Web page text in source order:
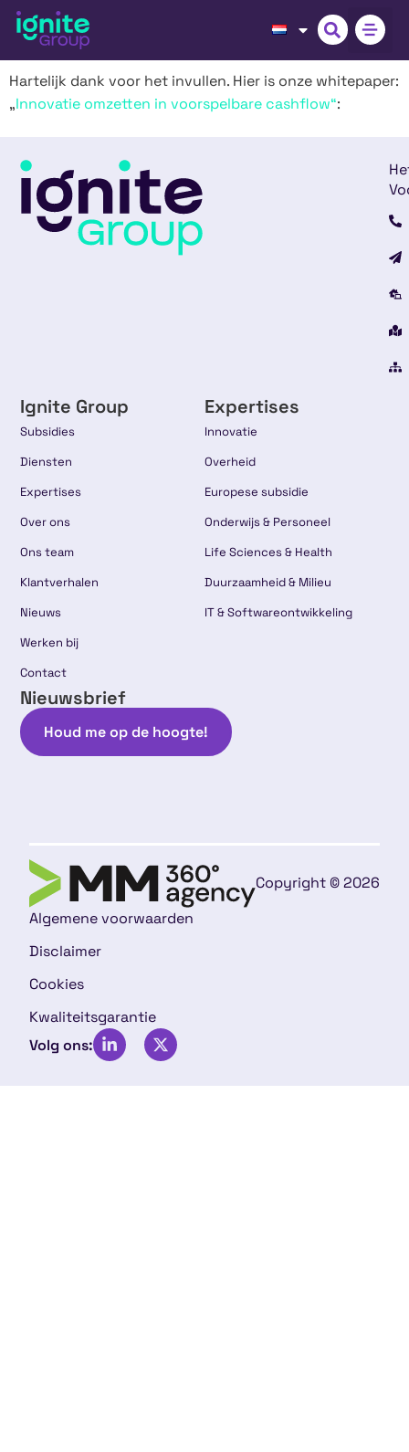
Hartelijk dank voor het invullen. Hier is onze whitepaper:
„Innovatie omzetten in voorspelbare cashflow“:
Ignite Group
Subsidies
Diensten
Expertises
Over ons
Ons team
Klantverhalen
Nieuws
Werken bij
Contact
Expertises
Innovatie
Overheid
Europese subsidie
Onderwijs & Personeel
Life Sciences & Health
Duurzaamheid & Milieu
IT & Softwareontwikkeling
Nieuwsbrief
Houd me op de hoogte!
Copyright © 2026
Algemene voorwaarden
Disclaimer
Cookies
Kwaliteitsgarantie
Volg ons: